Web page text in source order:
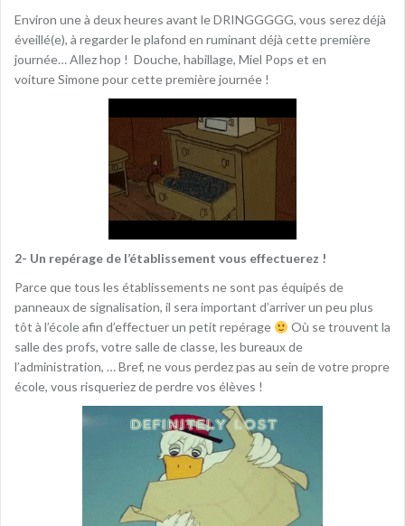
Environ une à deux heures avant le DRINGGGGG, vous serez déjà
éveillé(e), à regarder le plafond en ruminant déjà cette première
journée… Allez hop ! Douche, habillage, Miel Pops et en
voiture Simone pour cette première journée !
2- Un repérage de l’établissement vous effectuerez !
Parce que tous les établissements ne sont pas équipés de
panneaux de signalisation, il sera important d’arriver un peu plus
tôt à l’école afin d’effectuer un petit repérage
Où se trouvent la
salle des profs, votre salle de classe, les bureaux de
l’administration, … Bref, ne vous perdez pas au sein de votre propre
école, vous risqueriez de perdre vos élèves !